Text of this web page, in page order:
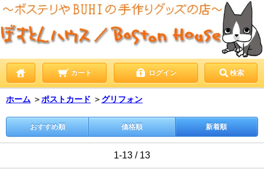
カート ログイン 検索
ホーム ＞ポストカード ＞ グリフォン
おすすめ順 価格順 新着順
1-13 / 13